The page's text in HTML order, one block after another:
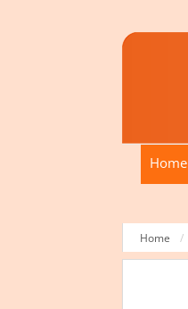
Home
Home